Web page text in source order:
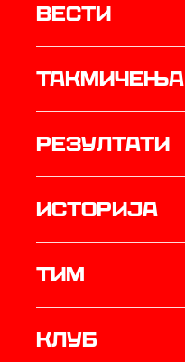
Вести
Такмичења
резултати
историја
ТИМ
Клуб